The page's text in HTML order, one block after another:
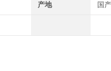
产地 国产